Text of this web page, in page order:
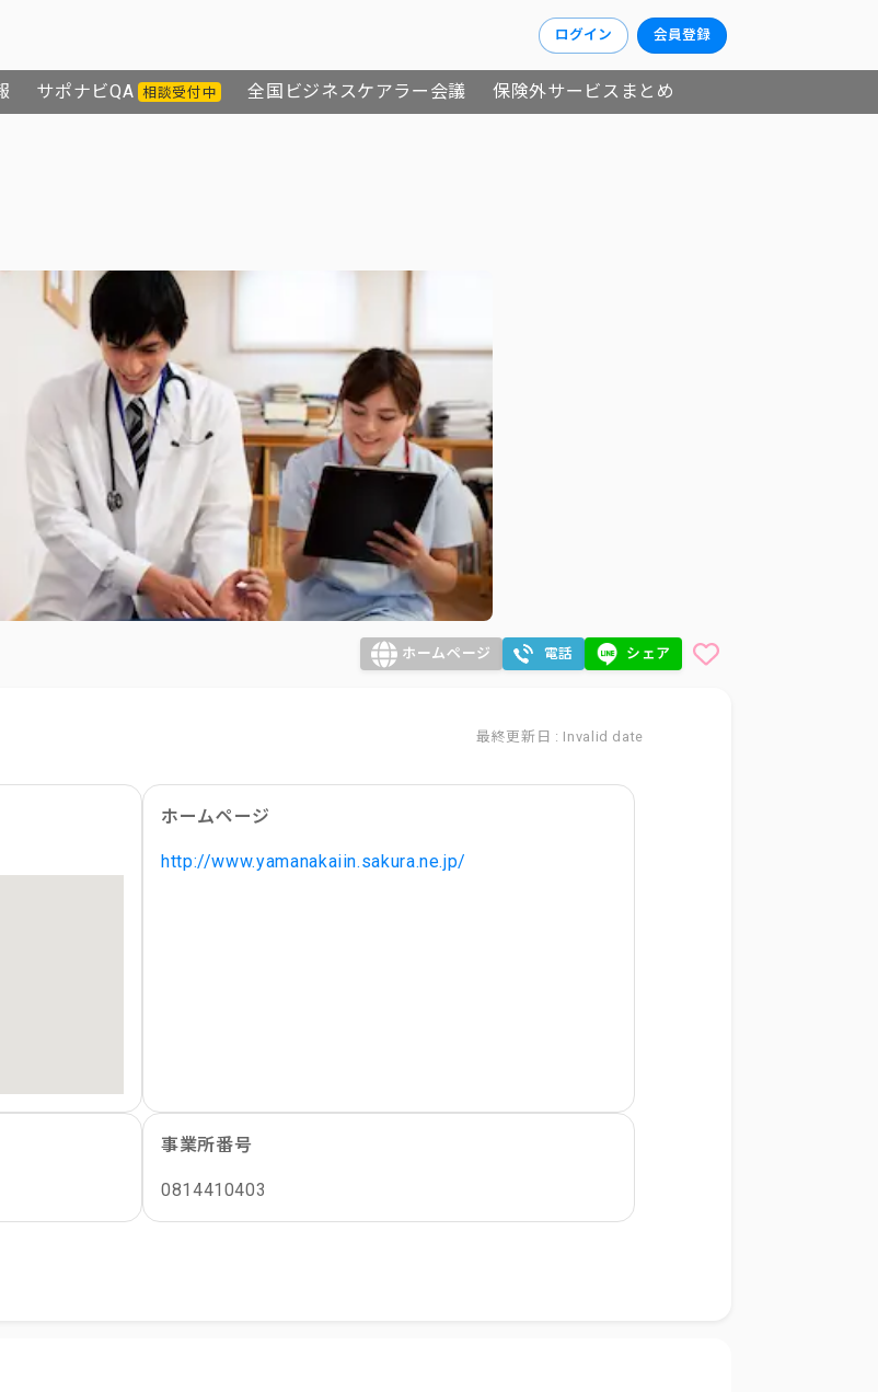
ログイン 会員登録
サポナビQA 相談受付中 全国ビジネスケアラー会議 保険外サービスまとめ
ホームページ 電話 シェア
最終更新日 : Invalid date
ホームページ
http://www.yamanakaiin.sakura.ne.jp/
事業所番号
0814410403